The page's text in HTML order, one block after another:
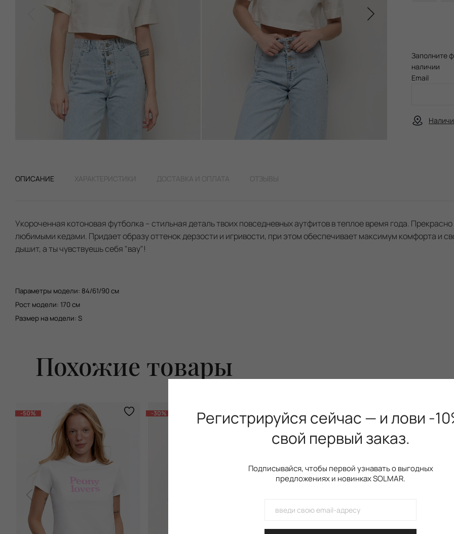
Заполните
наличии
Email
ОПИСАНИЕ ХАРАКТЕРИСТИКИ ДОСТАВКА И ОПЛАТА ОТЗЫВЫ
Укороченная котоновая футболка – стильная деталь твоих повседневных аутфитов в теплое время года.
любимыми кедами. Придает образу оттенок дерзости и игривости, при этом обеспечивает максимум комфорта и
дышит, а ты чувствуешь себя "вау"!
Параметры модели: 84/61/90 см
Рост модели: 170 см
Размер на модели: S
Похожие товары
-50% -30% -42%
Регистрируйся сейчас — и лови -
свой первый заказ.
Подписывайся, чтобы первой узнавать о выгодных
предложениях и новинках SOLMAR.